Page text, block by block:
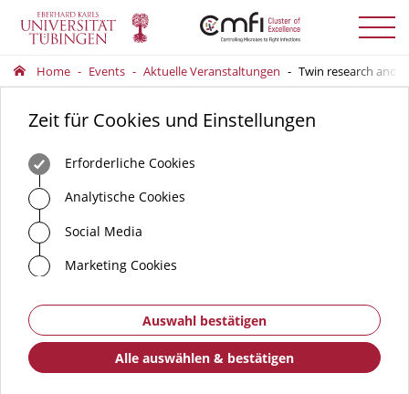
Menü
Home Events Aktuelle Veranstaltungen Twin research and
Zeit für Cookies und Einstellungen
Erforderliche Cookies
Analytische Cookies
Social Media
Marketing Cookies
Auswahl bestätigen
Alle auswählen & bestätigen